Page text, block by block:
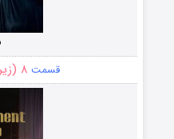
قسمت ۸ (زیرنویس)